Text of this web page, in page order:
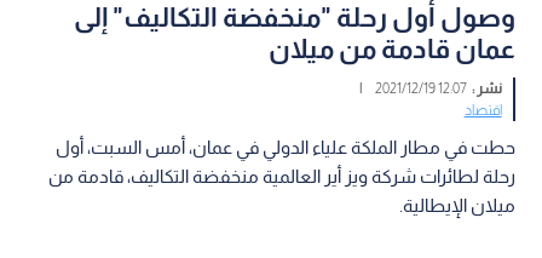
وصول أول رحلة "منخفضة التكاليف" إلى
عمان قادمة من ميلان
نشر :12:07 2021/12/19
|
اقتصاد
حطت في مطار الملكة علياء الدولي في عمان، أمس السبت، أول
رحلة لطائرات شركة ويز أير العالمية منخفضة التكاليف، قادمة من
ميلان الإيطالية.